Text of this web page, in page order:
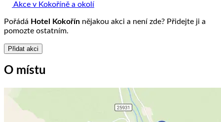
Akce v Kokoříně a okolí
Pořádá Hotel Kokořín nějakou akci a není zde? Přidejte ji a
pomozte ostatním.
Přidat akci
O místu